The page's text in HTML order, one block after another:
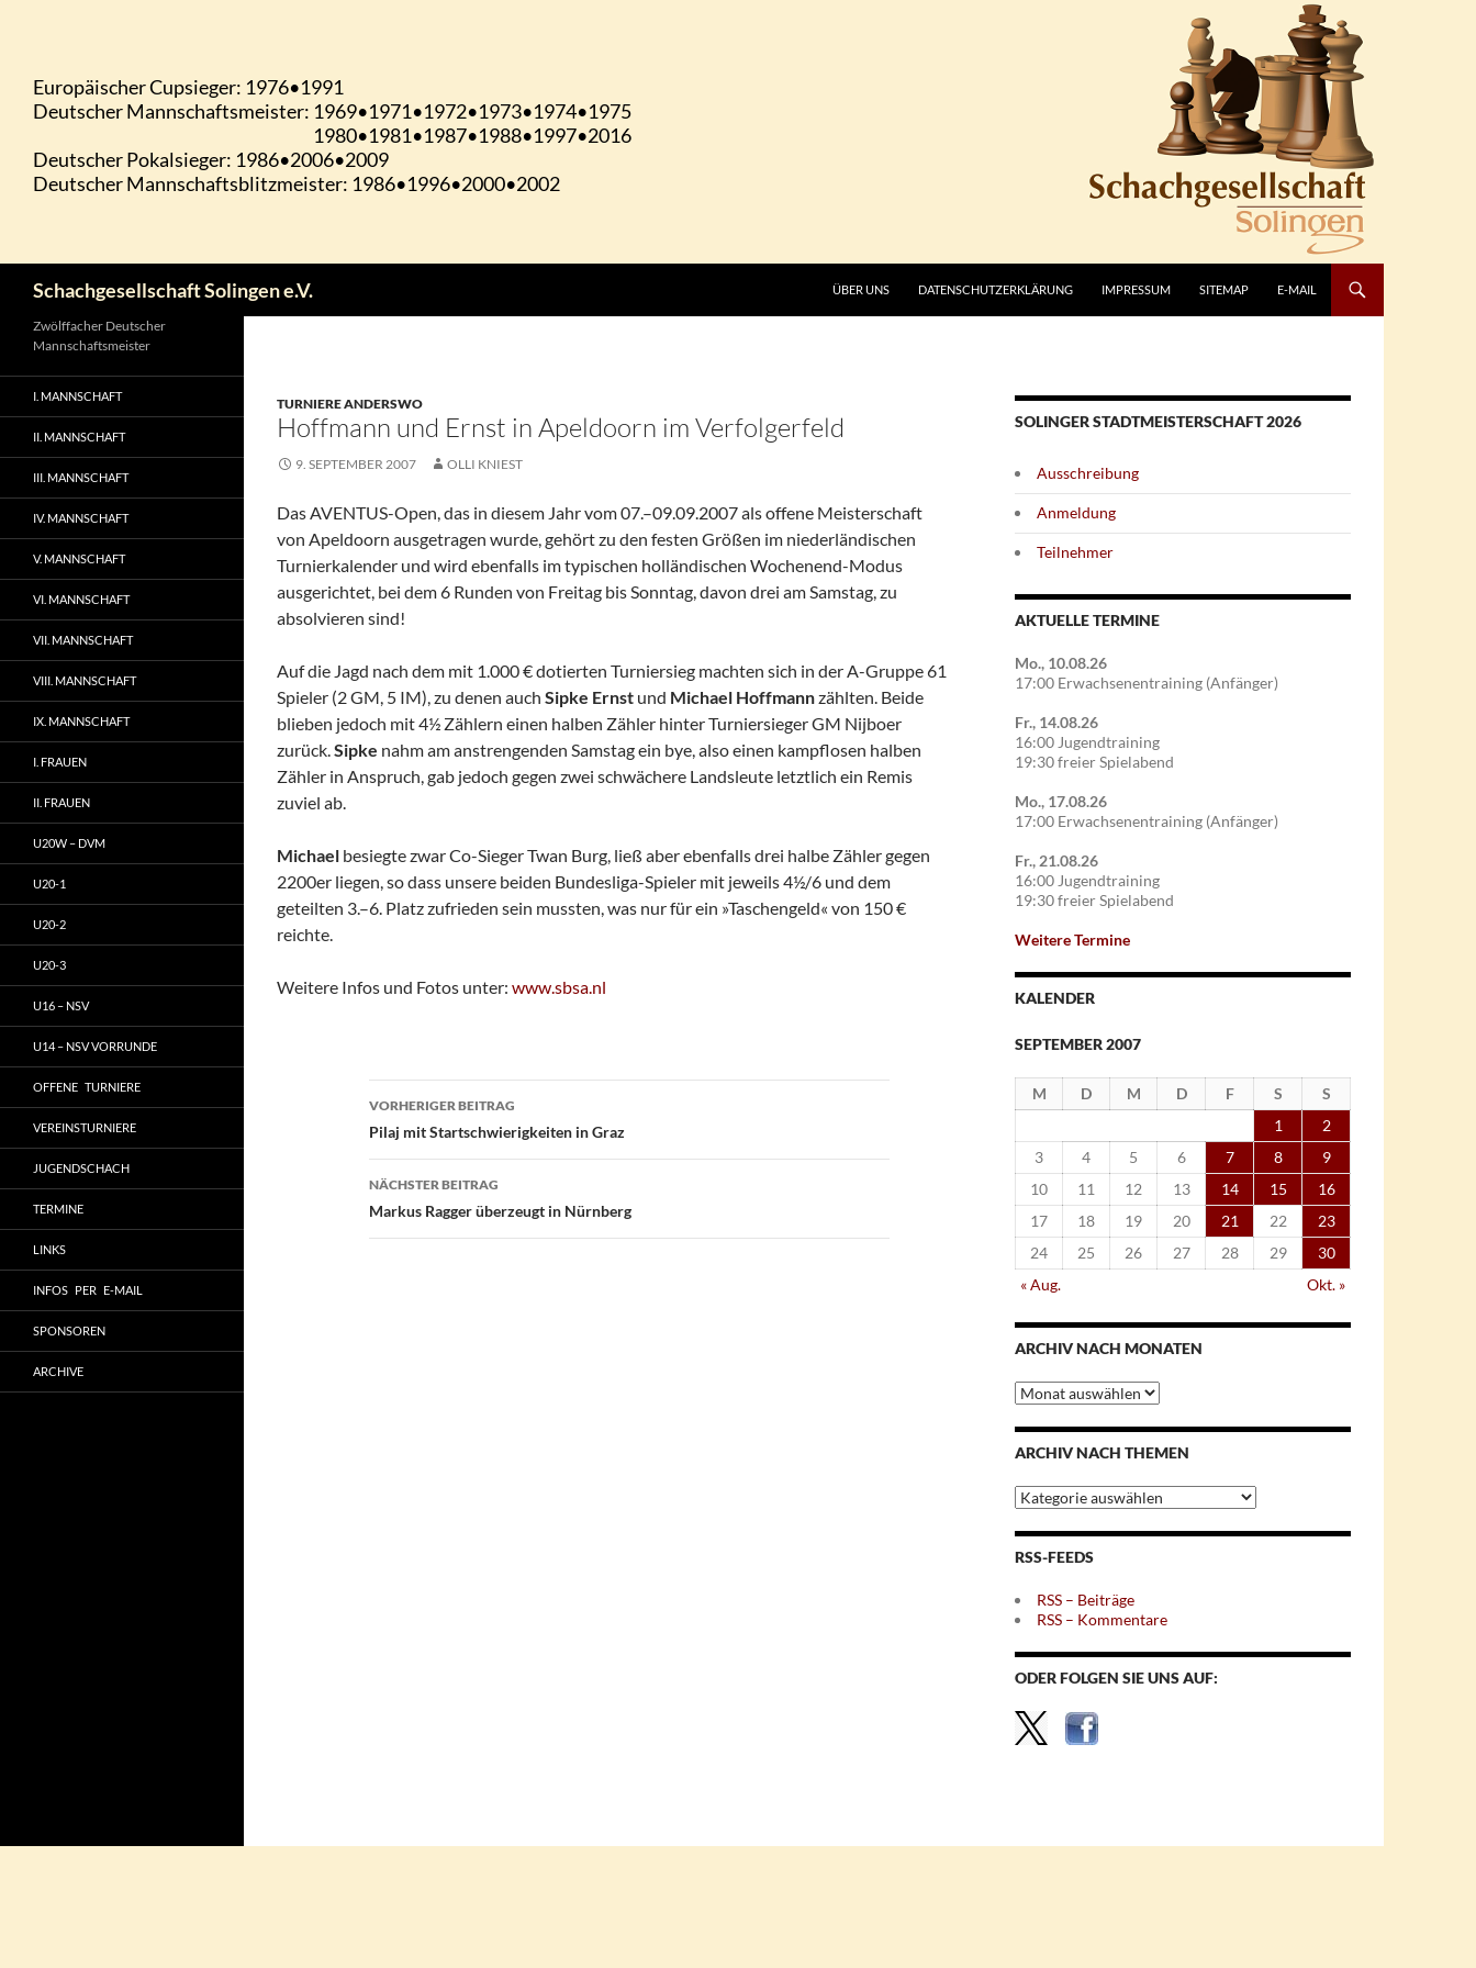
Schachgesellschaft Solingen e.V. ÜBER UNS DATENSCHUTZERKLÄRUNG IMPRESSUM SITEMAP E-MAIL
TURNIERE ANDERSWO
Hoffmann und Ernst in Apeldoorn im Verfolgerfeld
9. SEPTEMBER 2007 OLLI KNIEST
Das AVENTUS-Open, das in diesem Jahr vom 07.–09.09.2007 als offene Meisterschaft
von Apeldoorn ausgetragen wurde, gehört zu den festen Größen im niederländischen
Turnierkalender und wird ebenfalls im typischen holländischen Wochenend-Modus
ausgerichtet, bei dem 6 Runden von Freitag bis Sonntag, davon drei am Samstag, zu
absolvieren sind!
Auf die Jagd nach dem mit 1.000 € dotierten Turniersieg machten sich in der A-Gruppe 61
Spieler (2 GM, 5 IM), zu denen auch Sipke Ernst und Michael Hoffmannzählten. Beide
blieben jedoch mit 4½ Zählern einen halben Zähler hinter Turniersieger GM Nijboer
zurück.Sipke nahm am anstrengenden Samstag ein bye, also einen kampflosen halben
Zähler in Anspruch, gab jedoch gegen zwei schwächere Landsleute letztlich ein Remis
zuviel ab.
Michael besiegte zwar Co-Sieger Twan Burg, ließ aber ebenfalls drei halbe Zähler gegen
2200er liegen, so dass unsere beiden Bundesliga-Spieler mit jeweils 4½/6 und dem
geteilten 3.–6. Platz zufrieden sein mussten, was nur für ein »Taschengeld« von 150 €
reichte.
Weitere Infos und Fotos unter: www.sbsa.nl
Beitragsnavigation
VORHERIGER BEITRAG
Pilaj mit Startschwierigkeiten in Graz
NÄCHSTER BEITRAG
Markus Ragger überzeugt in Nürnberg
SOLINGER STADTMEISTERSCHAFT 2026
Ausschreibung
Anmeldung
Teilnehmer
AKTUELLE TERMINE
Mo., 10.08.26
17:00 Erwachsenentraining (Anfänger)
Fr., 14.08.26
16:00 Jugendtraining
19:30 freier Spielabend
Mo., 17.08.26
17:00 Erwachsenentraining (Anfänger)
Fr., 21.08.26
16:00 Jugendtraining
19:30 freier Spielabend
Weitere Termine
KALENDER
SEPTEMBER 2007
M D M D F S
S
1
2
3
4 5 6 7 8
9
10
11 12 13 14 15
16
17
18 19 20 21 22
23
24
25 26 27 28 29
30
« Aug.
Okt. »
ARCHIV NACH MONATEN
Archiv
nach
Monaten
ARCHIV NACH THEMEN
Archiv
nach
Themen
RSS-FEEDS
RSS – Beiträge
RSS – Kommentare
ODER FOLGEN SIE UNS AUF:
Zwölffacher Deutscher
Mannschaftsmeister
I. MANNSCHAFT
II. MANNSCHAFT
III. MANNSCHAFT
IV. MANNSCHAFT
V. MANNSCHAFT
VI. MANNSCHAFT
VII. MANNSCHAFT
VIII. MANNSCHAFT
IX. MANNSCHAFT
I. FRAUEN
II. FRAUEN
U20W – DVM
U20-1
U20-2
U20-3
U16 – NSV
U14 – NSV VORRUNDE
OFFENE TURNIERE
VEREINSTURNIERE
JUGENDSCHACH
TERMINE
LINKS
INFOS PER E-MAIL
SPONSOREN
ARCHIVE